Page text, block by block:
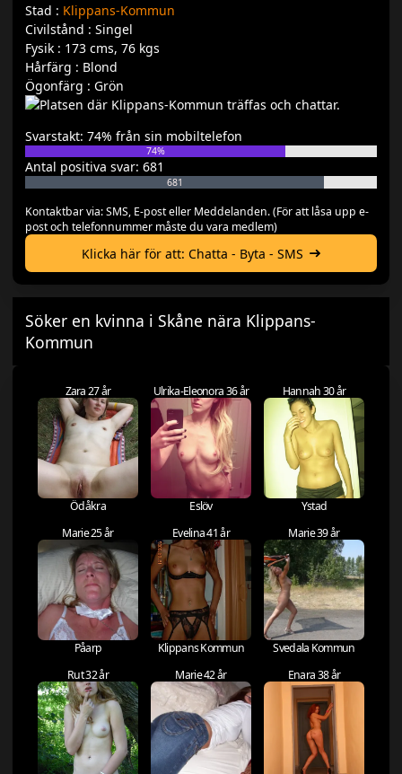
Stad : Klippans-Kommun
Civilstånd : Singel
Fysik : 173 cms, 76 kgs
Hårfärg : Blond
Ögonfärg : Grön
Svarstakt: 74% från sin mobiltelefon
74%
Antal positiva svar: 681
681
Kontaktbar via: SMS, E-post eller Meddelanden. (För att låsa upp e-
post och telefonnummer måste du vara medlem)
Klicka här för att: Chatta - Byta - SMS
Söker en kvinna i Skåne nära Klippans-
Kommun
Zara 27 år
Ödåkra
Ulrika-Eleonora 36 år
Eslöv
Hannah 30 år
Ystad
Marie 25 år
Påarp
Evelina 41 år
Klippans Kommun
Marie 39 år
Svedala Kommun
Rut 32 år
Marie 42 år Enara 38 år